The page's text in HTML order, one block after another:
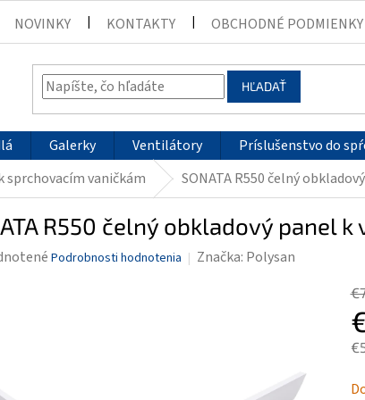
NOVINKY KONTAKTY OBCHODNÉ PODMIENKY
HĽADAŤ
Galerky Ventilátory Príslušenstvo do
sprchovacím vaničkám SONATA R550 čelný
R550 čelný obkladový panel k
Podrobnosti hodnotenia Značka: Polysan